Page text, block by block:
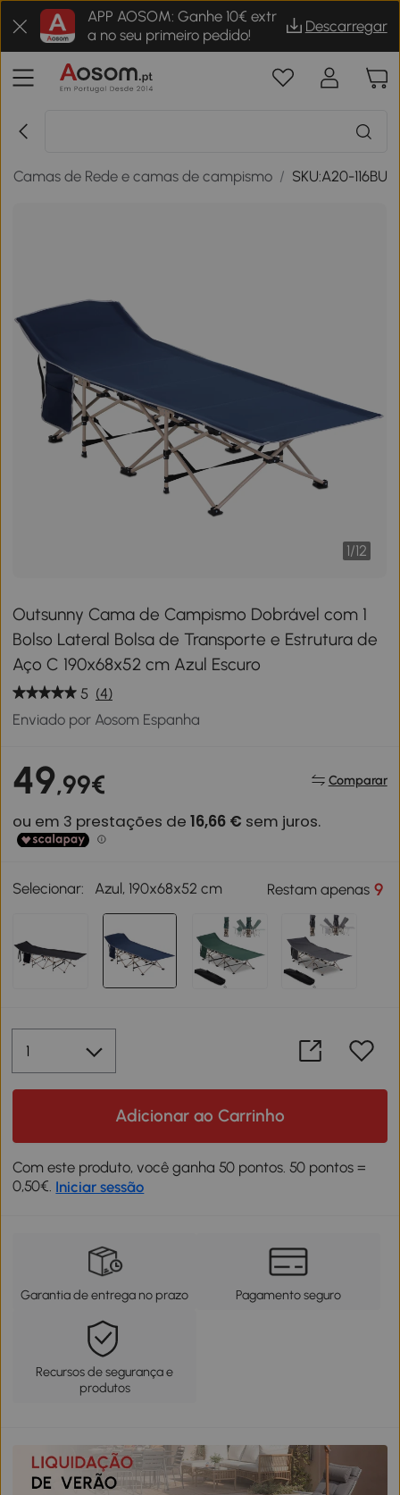
APP AOSOM: Ganhe 10€ extr
a no seu primeiro pedido!
Descarregar
Camas de Rede e camas de campismo / SKU:A20-116BU
1/12
Outsunny Cama de Campismo Dobrável com 1
Bolso Lateral Bolsa de Transporte e Estrutura de
Aço C 190x68x52 cm Azul Escuro
5 (4)
Enviado por Aosom Espanha
49,99€ Comparar
Selecionar: Azul, 190x68x52 cm Restam apenas9
Adicionar ao Carrinho
Com este produto, você ganha 50 pontos. 50 pontos =
0,50€. Iniciar sessão
Garantia de entrega no prazo Pagamento seguro
Recursos de segurança e
produtos